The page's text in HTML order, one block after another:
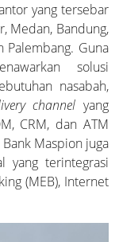
yang tersebar
Medan, Bandung,
Palembang. Guna
solusi
nasabah,
channel yang
CRM, dan ATM
Maspion juga
yang terintegrasi
(MEB), Internet